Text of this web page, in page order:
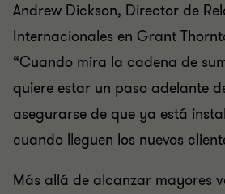
Andrew Dickson, Director de
Internacionales en Grant
“Cuando mira la cadena de
quiere estar un paso adelante
asegurarse de que ya está
cuando lleguen los nuevos
Más allá de alcanzar mayores